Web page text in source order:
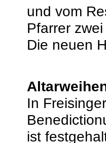
und vom
Pfarrer
Die neuen
In
ist